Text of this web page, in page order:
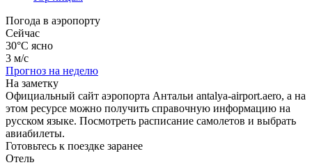
Погода в аэропорту
Сейчас
30°C ясно
3 м/с
Прогноз на неделю
На заметку
Официальный сайт аэропорта Антальи antalya-airport.aero, а на
этом ресурсе можно получить справочную информацию на
русском языке. Посмотреть расписание самолетов и выбрать
авиабилеты.
Готовьтесь к поездке заранее
Отель